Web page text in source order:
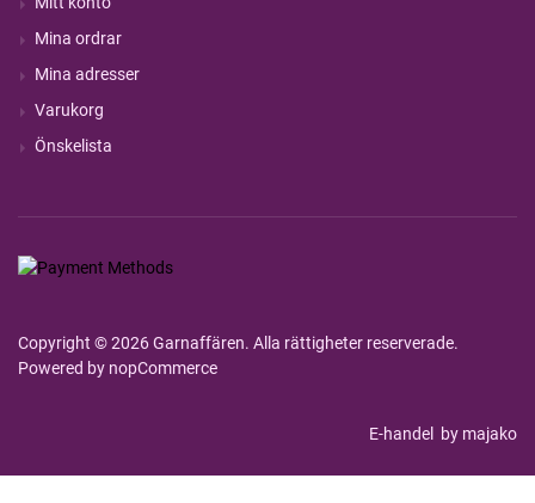
Mina ordrar
Mina adresser
Varukorg
Önskelista
Copyright © 2026 Garnaffären. Alla rättigheter reserverade.
Powered by nopCommerce
E-handel by majako